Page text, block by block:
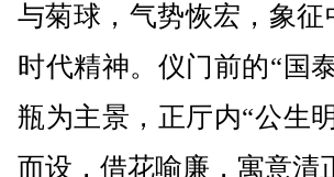
与菊球，气势恢宏，象
时代精神。仪门前的“国
瓶为主景，正厅内“公生
而设，借花喻廉，寓意清